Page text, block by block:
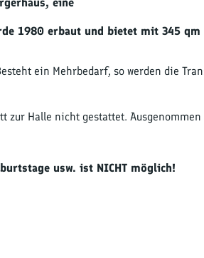
1980 erbaut und bietet mit 345 qm
ein Mehrbedarf, so werden die
zur Halle nicht gestattet.
usw. ist NICHT möglich!